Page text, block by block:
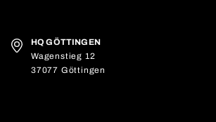
HQ GÖTTINGEN
Wagenstieg 12
37077 Göttingen